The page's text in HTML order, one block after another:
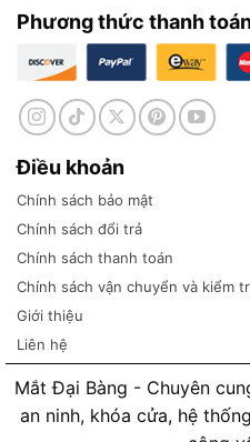
Phương thức thanh
Điều khoản
Chính sách bảo mật
Chính sách đổi trả
Chính sách thanh toán
Chính sách vận chuyển và kiểm
Giới thiệu
Liên hệ
Mắt Đại Bàng - Chuyên
an ninh, khóa cửa, hệ